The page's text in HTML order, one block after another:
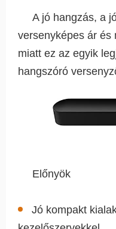
A jó hangzás, a
versenyképes ár és
miatt ez az egyik
hangszóró
Előnyök
Jó kompakt